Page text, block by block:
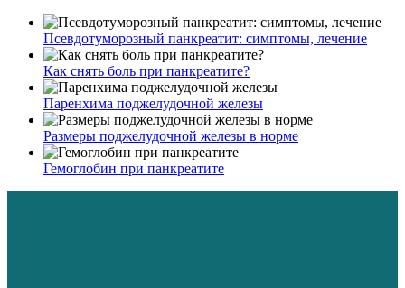
Псевдотуморозный панкреатит: симптомы, лечение
Как снять боль при панкреатите?
Паренхима поджелудочной железы
Размеры поджелудочной железы в норме
Гемоглобин при панкреатите